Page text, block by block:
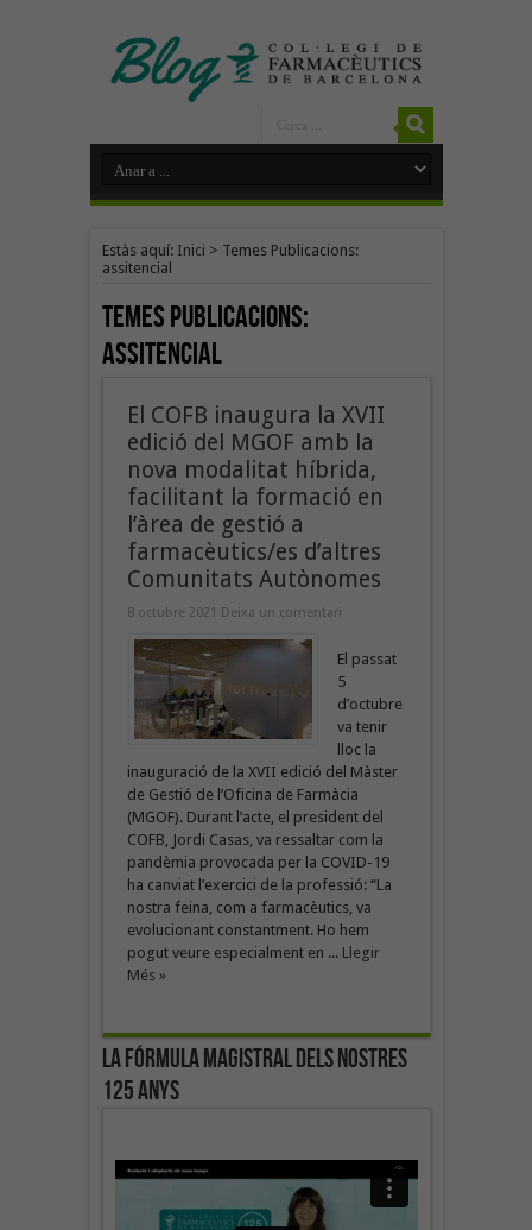
Estàs aquí: Inici > Temes Publicacions:
assitencial
Temes Publicacions:
assitencial
El COFB inaugura la XVII
edició del MGOF amb la
nova modalitat híbrida,
facilitant la formació en
l’àrea de gestió a
farmacèutics/es d’altres
Comunitats Autònomes
8 octubre 2021 Deixa un comentari
El passat
5
d’octubre
va tenir
lloc la
inauguració de la XVII edició del Màster
de Gestió de l’Oficina de Farmàcia
(MGOF). Durant l’acte, el president del
COFB, Jordi Casas, va ressaltar com la
pandèmia provocada per la COVID-19
ha canviat l’exercici de la professió: “La
nostra feina, com a farmacèutics, va
evolucionant constantment. Ho hem
pogut veure especialment en ... Llegir
Més »
La fórmula magistral dels nostres
125 anys